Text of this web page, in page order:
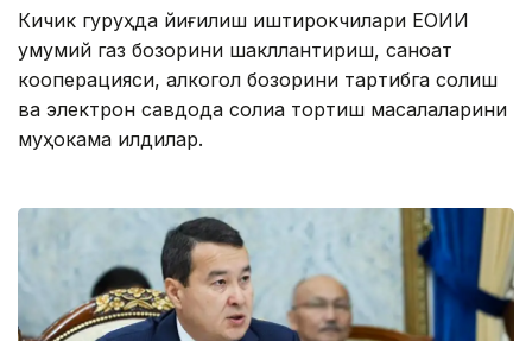
Кичик гуруҳда йиғилиш иштирокчилари ЕОИИ
умумий газ бозорини шакллантириш, саноат
кооперацияси, алкогол бозорини тартибга солиш
ва электрон савдода солиққа тортиш масалаларини
муҳокама қилдилар.